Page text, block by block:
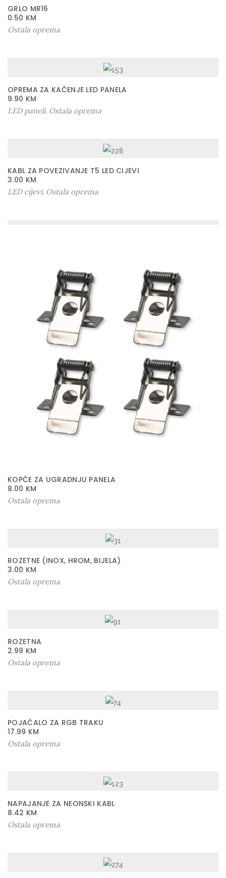
GRLO MR16
0.50 KM
Ostala oprema
OPREMA ZA KAČENJE LED PANELA
9.90 KM
LED paneli, Ostala oprema
KABL ZA POVEZIVANJE T5 LED CIJEVI
3.00 KM
LED cijevi, Ostala oprema
KOPČE ZA UGRADNJU PANELA
8.00 KM
Ostala oprema
ROZETNE (INOX, HROM, BIJELA)
3.00 KM
Ostala oprema
ROZETNA
2.99 KM
Ostala oprema
POJAČALO ZA RGB TRAKU
17.99 KM
Ostala oprema
NAPAJANJE ZA NEONSKI KABL
8.42 KM
Ostala oprema